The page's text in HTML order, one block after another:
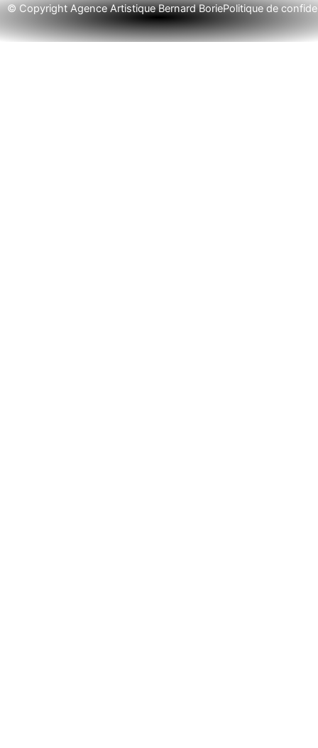
© Copyright Agence Artistique Bernard BoriePolitique de